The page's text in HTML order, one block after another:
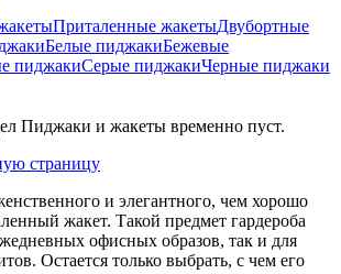
Приталенные жакетыДвубортные
Белые пиджакиБежевые
пиджакиСерые пиджакиЧерные пиджаки
Пиджаки и жакеты временно пуст.
страницу
и элегантного, чем хорошо
жакет. Такой предмет гардероба
офисных образов, так и для
Остается только выбрать, с чем его